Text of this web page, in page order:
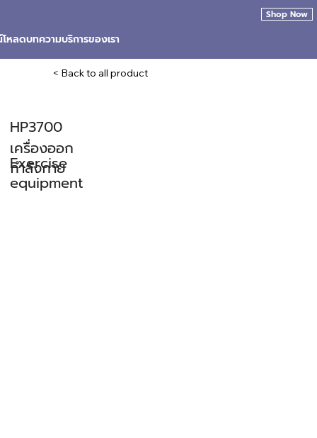
โหลดบทความบริการของเรา
Shop Now
< Back to all product
Exercise
equipment
HP3700
เครื่องออก
กำลังกาย